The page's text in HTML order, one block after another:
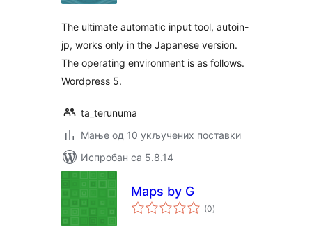
The ultimate automatic input tool, autoin-
jp, works only in the Japanese version.
The operating environment is as follows.
Wordpress 5.
ta_terunuma
Мање од 10 укључених поставки
Испробан са 5.8.14
Maps by G
(0укупних
оцена
)